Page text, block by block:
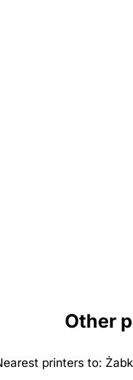
Other
printers to: